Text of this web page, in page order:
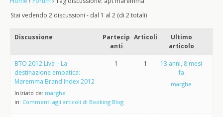
Stai vedendo 2 discussioni - dal 1 al 2 (di 2 totali)
Discussione
Partecip
anti
Articoli
Ultimo
articolo
BTO 2012 Live – La
destinazione empatica:
Maremma Brand Index 2012
Iniziato da: marghe
in: Commenti agli articoli di Booking Blog
1 1
13 anni, 8 mesi
fa
marghe